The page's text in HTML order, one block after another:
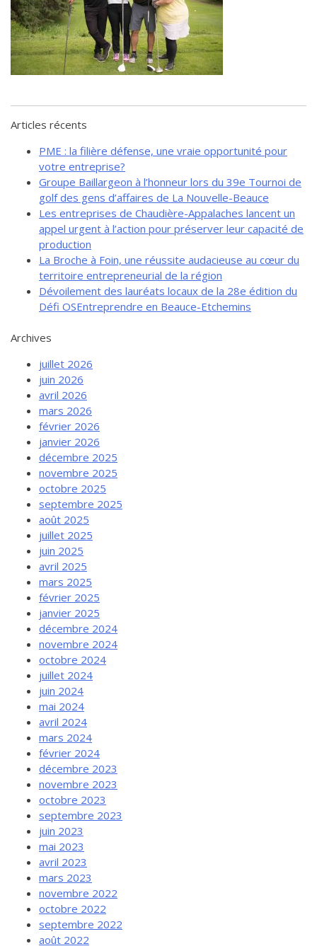
de solidarité
Futurpreneur
Toile entrepreneuriale Nouvelle-
Beauce
Articles récents
PME : la filière défense, une vraie opportunité pour
votre entreprise?
Groupe Baillargeon à l’honneur lors du 39e Tournoi de
golf des gens d’affaires de La Nouvelle-Beauce
Les entreprises de Chaudière-Appalaches lancent un
appel urgent à l’action pour préserver leur capacité de
production
La Broche à Foin, une réussite audacieuse au cœur du
territoire entrepreneurial de la région
Dévoilement des lauréats locaux de la 28e édition du
Défi OSEntreprendre en Beauce-Etchemins
Archives
juillet 2026
juin 2026
avril 2026
mars 2026
février 2026
janvier 2026
décembre 2025
novembre 2025
octobre 2025
septembre 2025
août 2025
juillet 2025
juin 2025
avril 2025
mars 2025
février 2025
janvier 2025
décembre 2024
novembre 2024
octobre 2024
juillet 2024
juin 2024
mai 2024
avril 2024
mars 2024
février 2024
décembre 2023
novembre 2023
octobre 2023
septembre 2023
juin 2023
mai 2023
avril 2023
mars 2023
novembre 2022
octobre 2022
septembre 2022
août 2022